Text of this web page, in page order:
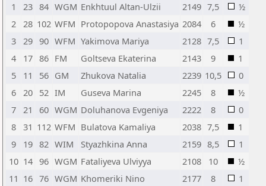
1
23 84 WGM Enkhtuul Altan-Ulzii 2149 7,5
½
2
28 102 WFM Protopopova Anastasiya 2084 6
½
3
29 90 WFM Yakimova Mariya 2128 7,5
1
4
17 86 FM Goltseva Ekaterina 2143 9
1
5
11 56 GM Zhukova Natalia 2239 10,5
0
6
20 52 IM Guseva Marina 2245 8
½
7
21 60 WGM Doluhanova Evgeniya 2222 8
0
8
31 112 WFM Bulatova Kamaliya 2038 7,5
1
9
19 82 WIM Styazhkina Anna 2159 8,5
1
10 14 96 WGM Fataliyeva Ulviyya 2108 10
½
11 16 76 WGM Khomeriki Nino 2177 8
1